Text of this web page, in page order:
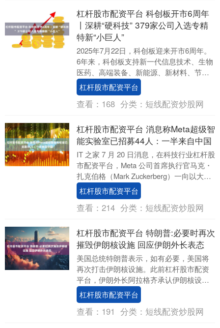
杠杆股市配资平台 科创板开市6周年
丨深耕“硬科技” 379家公司入选专精
特新“小巨人”
2025年7月22日，科创板迎来开市6周年。
6年来，科创板支持新一代信息技术、生物
医药、高端装备、新能源、新材料、节能
环保等高新技术产业和战略性新兴产业企
业相....
杠杆股市配资平台
查看： 168 分类： 短线配资炒股网
杠杆股市配资平台 消息称Meta超级智
能实验室已招募44人：一半来自中国
IT 之家 7 月 20 日消息，在科技行业杠杆股
市配资平台，Meta 公司首席执行官马克・
扎克伯格（Mark Zuckerberg）一向以大手
笔投资闻名。此前....
杠杆股市配资平台
查看： 214 分类： 短线配资炒股网
杠杆股市配资平台 特朗普:必要时再次
摧毁伊朗核设施 回应伊朗外长表态
美国总统特朗普表示，如有必要，美国将
再次打击伊朗核设施。此前杠杆股市配资
平台，伊朗外长阿拉格齐承认伊朗核设施
遭空袭后受损严重，但强调不会放弃铀浓
缩计划。 特朗普....
杠杆股市配资平台
查看： 191 分类： 短线配资炒股网